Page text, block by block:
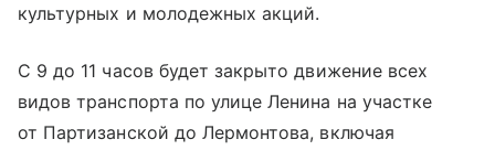
культурных и молодежных акций.
С 9 до 11 часов будет закрыто движение всех
видов транспорта по улице Ленина на участке
от Партизанской до Лермонтова, включая